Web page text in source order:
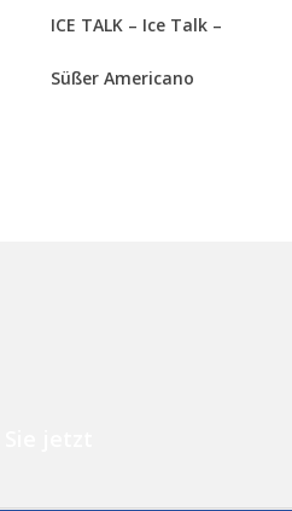
ICE TALK – Ice Talk –
Süßer Americano